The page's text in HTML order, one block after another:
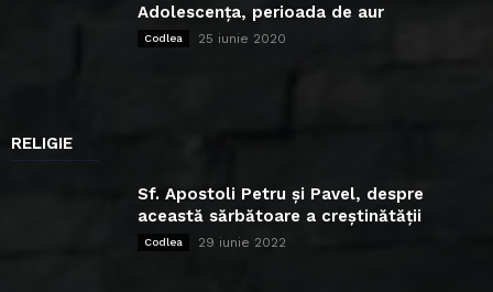
Adolescența, perioada de aur
Codlea 25 iunie 2020
RELIGIE
Sf. Apostoli Petru și Pavel, despre
această sărbătoare a creștinătății
Codlea 29 iunie 2022